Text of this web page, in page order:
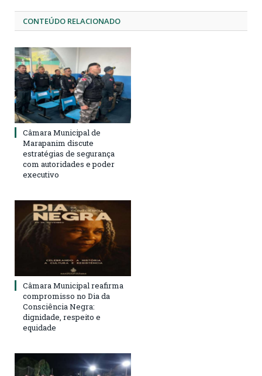
CONTEÚDO RELACIONADO
Câmara Municipal de
Marapanim discute
estratégias de segurança
com autoridades e poder
executivo
Câmara Municipal reafirma
compromisso no Dia da
Consciência Negra:
dignidade, respeito e
equidade